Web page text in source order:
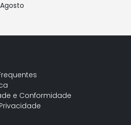
e Conformidade